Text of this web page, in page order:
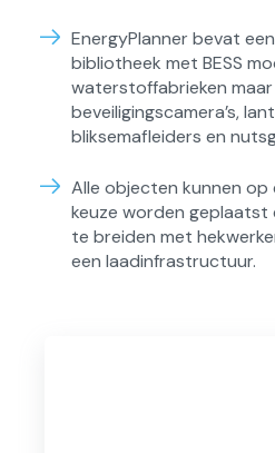
EnergyPlanner bevat
bibliotheek met BESS
waterstoffabrieken
beveiligingscamera’s,
bliksemafleiders en
Alle objecten kunnen op
keuze worden geplaatst
te breiden met
een laadinfrastructuur.